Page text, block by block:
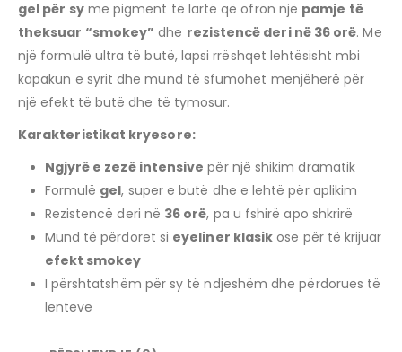
gel për syme pigment të lartë që ofron një pamje të
theksuar “smokey” dhe rezistencë deri në 36 orë. Me
një formulë ultra të butë, lapsi rrëshqet lehtësisht mbi
kapakun e syrit dhe mund të sfumohet menjëherë për
një efekt të butë dhe të tymosur.
Karakteristikat kryesore:
Ngjyrë e zezë intensive për një shikim dramatik
Formulë gel, super e butë dhe e lehtë për aplikim
Rezistencë deri në 36 orë, pa u fshirë apo shkrirë
Mund të përdoret si eyeliner klasik ose për të krijuar
efekt smokey
I përshtatshëm për sy të ndjeshëm dhe përdorues të
lenteve